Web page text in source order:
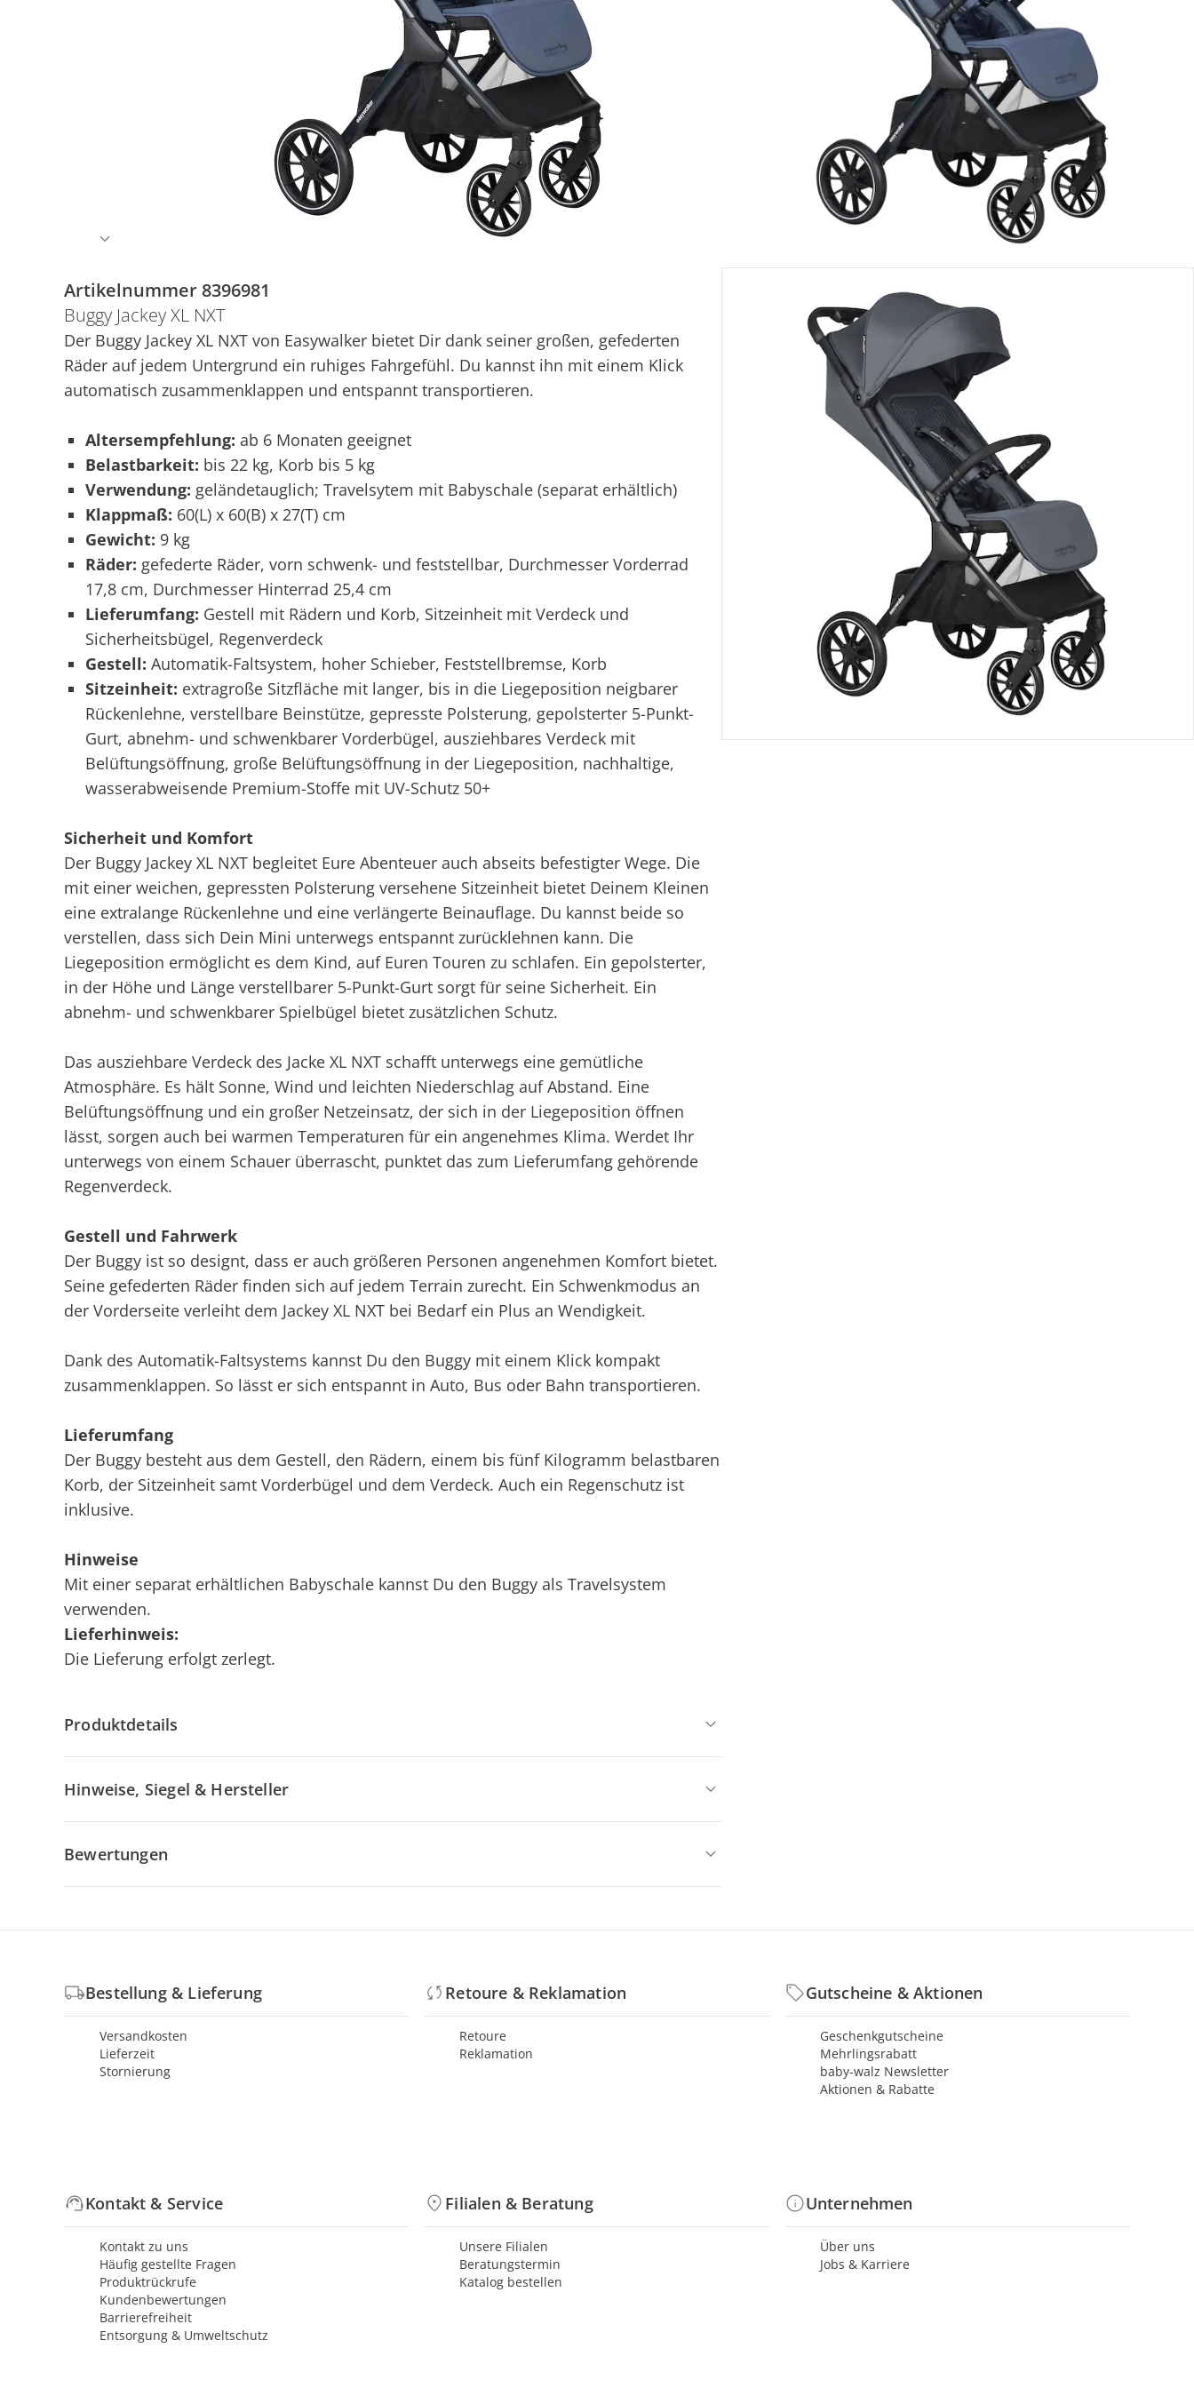
In den Warenkorb
Lieferbar - in 4-5 Werktagen bei Dir
Filialabholung
Artikelnummer 8396981
Buggy Jackey XL NXT
Der Buggy Jackey XL NXT von Easywalker bietet Dir dank seiner großen, gefederten
Räder auf jedem Untergrund ein ruhiges Fahrgefühl. Du kannst ihn mit einem Klick
automatisch zusammenklappen und entspannt transportieren.
Altersempfehlung: ab 6 Monaten geeignet
Belastbarkeit: bis 22 kg, Korb bis 5 kg
Verwendung: geländetauglich; Travelsytem mit Babyschale (separat erhältlich)
Klappmaß: 60(L) x 60(B) x 27(T) cm
Gewicht: 9 kg
Räder: gefederte Räder, vorn schwenk- und feststellbar, Durchmesser Vorderrad
17,8 cm, Durchmesser Hinterrad 25,4 cm
Lieferumfang: Gestell mit Rädern und Korb, Sitzeinheit mit Verdeck und
Sicherheitsbügel, Regenverdeck
Gestell: Automatik-Faltsystem, hoher Schieber, Feststellbremse, Korb
Sitzeinheit: extragroße Sitzfläche mit langer, bis in die Liegeposition neigbarer
Rückenlehne, verstellbare Beinstütze, gepresste Polsterung, gepolsterter 5-Punkt-
Gurt, abnehm- und schwenkbarer Vorderbügel, ausziehbares Verdeck mit
Belüftungsöffnung, große Belüftungsöffnung in der Liegeposition, nachhaltige,
wasserabweisende Premium-Stoffe mit UV-Schutz 50+
Sicherheit und Komfort
Der Buggy Jackey XL NXT begleitet Eure Abenteuer auch abseits befestigter Wege. Die
mit einer weichen, gepressten Polsterung versehene Sitzeinheit bietet Deinem Kleinen
eine extralange Rückenlehne und eine verlängerte Beinauflage. Du kannst beide so
verstellen, dass sich Dein Mini unterwegs entspannt zurücklehnen kann. Die
Liegeposition ermöglicht es dem Kind, auf Euren Touren zu schlafen. Ein gepolsterter,
in der Höhe und Länge verstellbarer 5-Punkt-Gurt sorgt für seine Sicherheit. Ein
abnehm- und schwenkbarer Spielbügel bietet zusätzlichen Schutz.
Das ausziehbare Verdeck des Jacke XL NXT schafft unterwegs eine gemütliche
Atmosphäre. Es hält Sonne, Wind und leichten Niederschlag auf Abstand. Eine
Belüftungsöffnung und ein großer Netzeinsatz, der sich in der Liegeposition öffnen
lässt, sorgen auch bei warmen Temperaturen für ein angenehmes Klima. Werdet Ihr
unterwegs von einem Schauer überrascht, punktet das zum Lieferumfang gehörende
Regenverdeck.
Gestell und Fahrwerk
Der Buggy ist so designt, dass er auch größeren Personen angenehmen Komfort bietet.
Seine gefederten Räder finden sich auf jedem Terrain zurecht. Ein Schwenkmodus an
der Vorderseite verleiht dem Jackey XL NXT bei Bedarf ein Plus an Wendigkeit.
Dank des Automatik-Faltsystems kannst Du den Buggy mit einem Klick kompakt
zusammenklappen. So lässt er sich entspannt in Auto, Bus oder Bahn transportieren.
Lieferumfang
Der Buggy besteht aus dem Gestell, den Rädern, einem bis fünf Kilogramm belastbaren
Korb, der Sitzeinheit samt Vorderbügel und dem Verdeck. Auch ein Regenschutz ist
inklusive.
Hinweise
Mit einer separat erhältlichen Babyschale kannst Du den Buggy als Travelsystem
verwenden.
Lieferhinweis:
Die Lieferung erfolgt zerlegt.
Produktdetails
Hinweise, Siegel & Hersteller
Bewertungen
Bestellung & Lieferung
Versandkosten
Lieferzeit
Stornierung
Retoure & Reklamation
Retoure
Reklamation
Gutscheine & Aktionen
Geschenkgutscheine
Mehrlingsrabatt
baby-walz Newsletter
Aktionen & Rabatte
Kontakt & Service
Kontakt zu uns
Häufig gestellte Fragen
Produktrückrufe
Kundenbewertungen
Barrierefreiheit
Entsorgung & Umweltschutz
Filialen & Beratung
Unsere Filialen
Beratungstermin
Katalog bestellen
Unternehmen
Über uns
Jobs & Karriere